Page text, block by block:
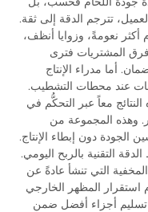
تترجم الدقة إلى ثقة.
أكثر نعومةً، وزوايا أنظف،
المشتريات فترى
أما مدراء الإنتاج
عند محطات التشطيب.
معاً عبر التحكُّم في
وهذه المجموعة من
الجودة دون إبطاء الإنتاج.
التقنية بالربح اليومي.
المخفية التي تنشأ عادةً عن
استقرار المظهر الخارجي
تسليم أجزاء أفضل ضمن